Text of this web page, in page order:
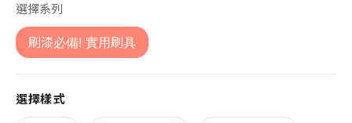
選擇系列
刷漆必備! 實用刷具
選擇樣式